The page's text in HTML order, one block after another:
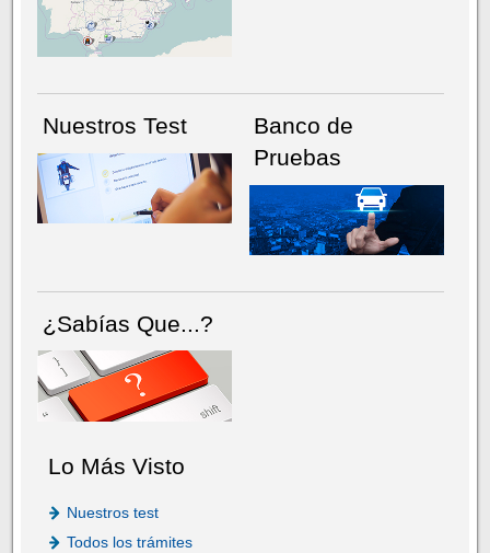
NÚMERO ACTUALHEMEROTECA
Nuestros Test
Banco de
Pruebas
¿Sabías Que...?
Lo Más Visto
Nuestros test
Todos los trámites